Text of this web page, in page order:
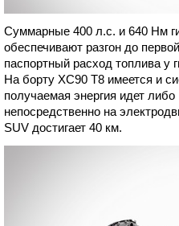
Суммарные 400 л.с. и 640 Нм
обеспечивают разгон до
паспортный расход топлива у
На борту XC90 T8 имеется и
получаемая энергия идет
непосредственно на
SUV достигает 40 км.